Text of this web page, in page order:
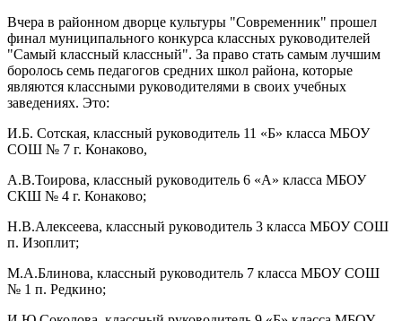
Вчера в районном дворце культуры "Современник" прошел
финал муниципального конкурса классных руководителей
"Самый классный классный". За право стать самым лучшим
боролось семь педагогов средних школ района, которые
являются классными руководителями в своих учебных
заведениях. Это:
И.Б. Сотская, классный руководитель 11 «Б» класса МБОУ
СОШ № 7 г. Конаково,
А.В.Тоирова, классный руководитель 6 «А» класса МБОУ
СКШ № 4 г. Конаково;
Н.В.Алексеева, классный руководитель 3 класса МБОУ СОШ
п. Изоплит;
М.А.Блинова, классный руководитель 7 класса МБОУ СОШ
№ 1 п. Редкино;